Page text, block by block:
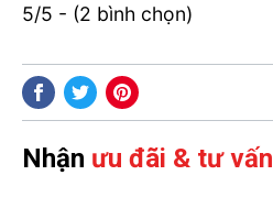
5/5 - (2 bình chọn)
Nhận ưu đãi & tư vấn